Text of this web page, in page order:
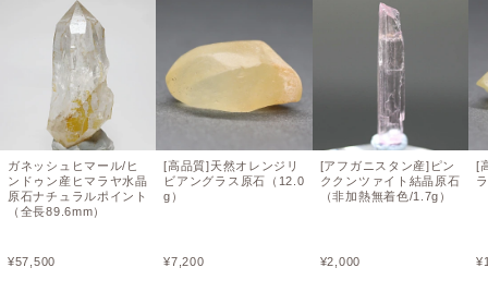
ガネッシュヒマール/ヒ
ンドゥン産ヒマラヤ水晶
原石ナチュラルポイント
（全長89.6mm）
¥57,500
[高品質]天然オレンジリ
ビアングラス原石（12.0
g）
¥7,200
[アフガニスタン産]ピン
ククンツァイト結晶原石
（非加熱無着色/1.7g）
¥2,000
[
¥